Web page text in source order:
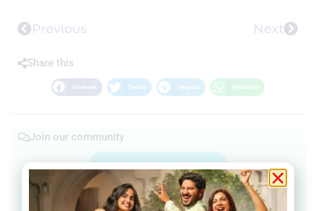
Previous Next
Share this
Facebook Twitter Telegram WhatsApp
Join our community
Join our Telegram Channel
Join Facebook group